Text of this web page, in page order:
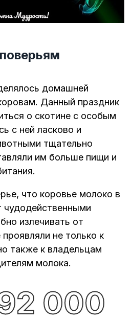
домашней
Данный праздник
о скотине с особым
с ней ласково и
тщательно
им больше пищи и
что коровье молоко в
чудодейственными
излечивать от
не только к
также к владельцам
молока.
000